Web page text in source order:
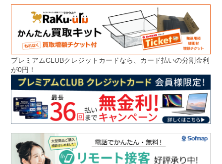
プレミアムCLUBクレジットカードなら、カード払いの分割金利
が0円！